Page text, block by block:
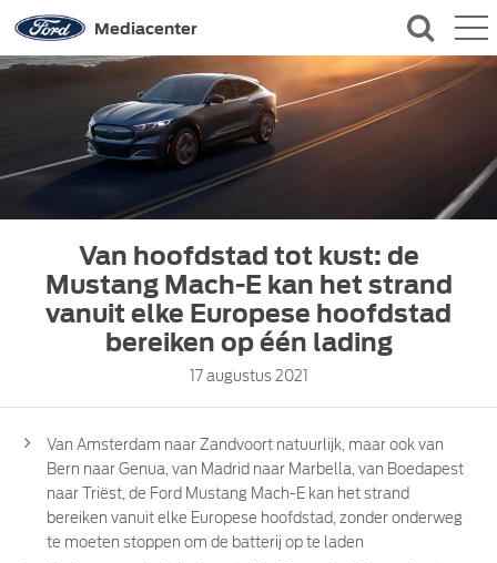
Mediacenter
CONTACT
Van hoofdstad tot kust: de
Mustang Mach-E kan het strand
vanuit elke Europese hoofdstad
bereiken op één lading
17 augustus 2021
Van Amsterdam naar Zandvoort natuurlijk, maar ook van
Bern naar Genua, van Madrid naar Marbella, van Boedapest
naar Triëst, de Ford Mustang Mach-E kan het strand
bereiken vanuit elke Europese hoofdstad, zonder onderweg
te moeten stoppen om de batterij op te laden